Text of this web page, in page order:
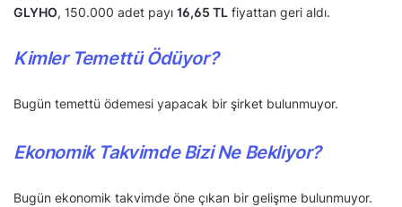
GLYHO, 150.000 adet payı 16,65 TL fiyattan geri aldı.
Kimler Temettü Ödüyor?
Bugün temettü ödemesi yapacak bir şirket bulunmuyor.
Ekonomik Takvimde Bizi Ne Bekliyor?
Bugün ekonomik takvimde öne çıkan bir gelişme bulunmuyor.